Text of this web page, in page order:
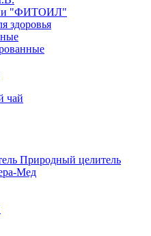
"ФИТОИЛ"
здоровья
чай
Природный целитель
Мед